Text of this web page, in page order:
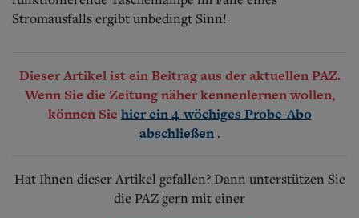
Stromausfalls ergibt unbedingt Sinn!
Dieser Artikel ist ein Beitrag aus der aktuellen PAZ.
Wenn Sie die Zeitung näher kennenlernen wollen,
können Sie hier ein 4-wöchiges Probe-Abo
abschließen .
Hat Ihnen dieser Artikel gefallen? Dann unterstützen Sie
die PAZ gern mit einer